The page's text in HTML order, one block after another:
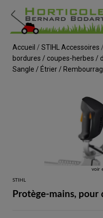
Accueil / STIHL Accessoires /
bordures / coupes-herbes /
Sangle / Étrier /
voir
STIHL
Protège-mains, pour